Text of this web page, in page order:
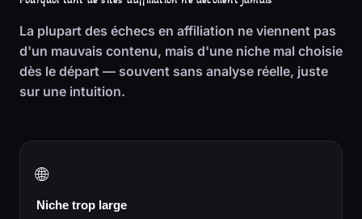
La plupart des échecs en affiliation ne viennent pas
d'un mauvais contenu, mais d'une niche mal choisie
dès le départ — souvent sans analyse réelle, juste
sur une intuition.
🌐
Niche trop large